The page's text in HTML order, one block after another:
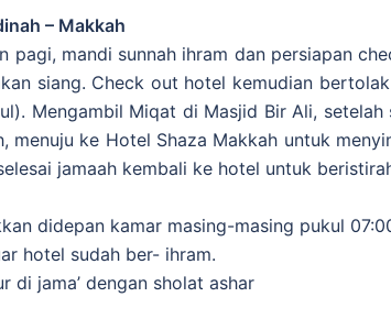
– Makkah
pagi, mandi sunnah ihram dan persiapan
siang. Check out hotel kemudian
Mengambil Miqat di Masjid Bir Ali,
menuju ke Hotel Shaza Makkah untuk
jamaah kembali ke hotel untuk
didepan kamar masing-masing pukul
hotel sudah ber- ihram.
di jama’ dengan sholat ashar